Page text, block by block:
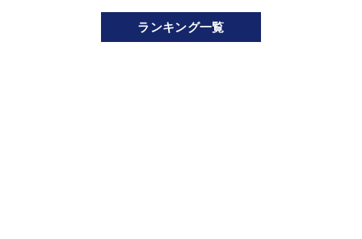
ランキング一覧